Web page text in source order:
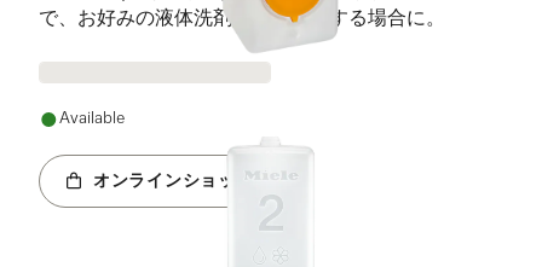
で、お好みの液体洗剤を自動投入する場合に。
Available
オンラインショップへ